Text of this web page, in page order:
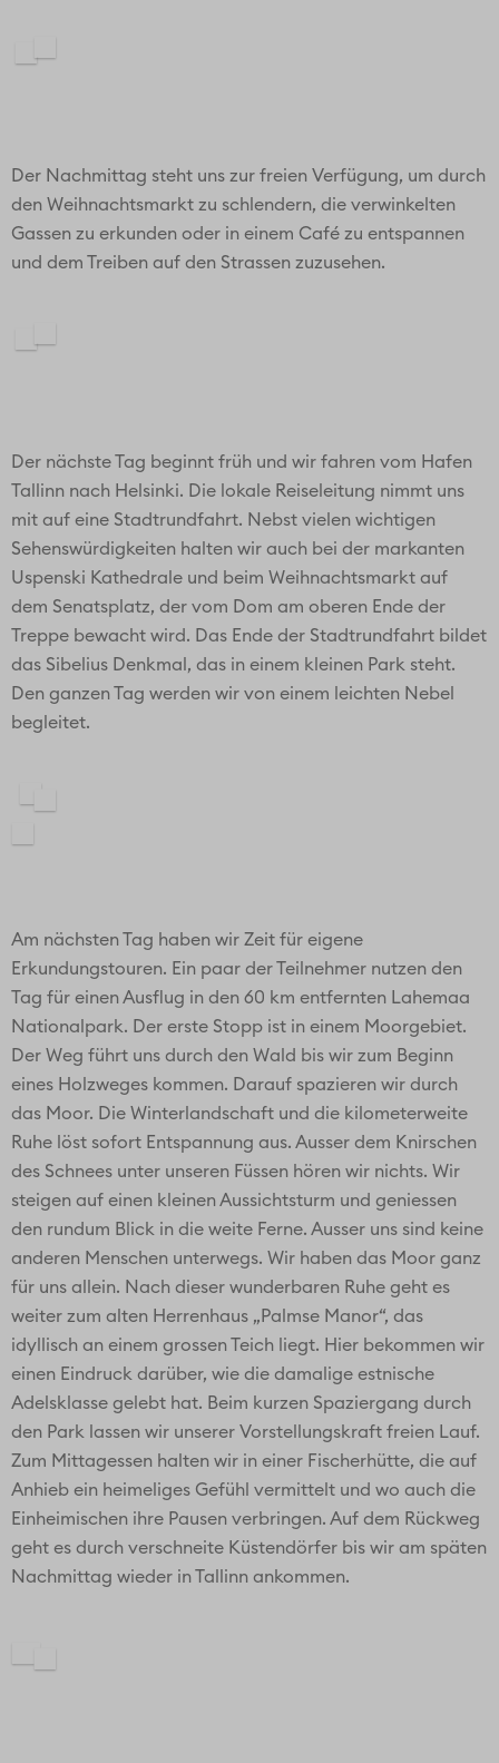
Der Nachmittag steht uns zur freien Verfügung, um durch
den Weihnachtsmarkt zu schlendern, die verwinkelten
Gassen zu erkunden oder in einem Café zu entspannen
und dem Treiben auf den Strassen zuzusehen.
Der nächste Tag beginnt früh und wir fahren vom Hafen
Tallinn nach Helsinki. Die lokale Reiseleitung nimmt uns
mit auf eine Stadtrundfahrt. Nebst vielen wichtigen
Sehenswürdigkeiten halten wir auch bei der markanten
Uspenski Kathedrale und beim Weihnachtsmarkt auf
dem Senatsplatz, der vom Dom am oberen Ende der
Treppe bewacht wird. Das Ende der Stadtrundfahrt bildet
das Sibelius Denkmal, das in einem kleinen Park steht.
Den ganzen Tag werden wir von einem leichten Nebel
begleitet.
Am nächsten Tag haben wir Zeit für eigene
Erkundungstouren. Ein paar der Teilnehmer nutzen den
Tag für einen Ausflug in den 60 km entfernten Lahemaa
Nationalpark. Der erste Stopp ist in einem Moorgebiet.
Der Weg führt uns durch den Wald bis wir zum Beginn
eines Holzweges kommen. Darauf spazieren wir durch
das Moor. Die Winterlandschaft und die kilometerweite
Ruhe löst sofort Entspannung aus. Ausser dem Knirschen
des Schnees unter unseren Füssen hören wir nichts. Wir
steigen auf einen kleinen Aussichtsturm und geniessen
den rundum Blick in die weite Ferne. Ausser uns sind keine
anderen Menschen unterwegs. Wir haben das Moor ganz
für uns allein. Nach dieser wunderbaren Ruhe geht es
weiter zum alten Herrenhaus „Palmse Manor“, das
idyllisch an einem grossen Teich liegt. Hier bekommen wir
einen Eindruck darüber, wie die damalige estnische
Adelsklasse gelebt hat. Beim kurzen Spaziergang durch
den Park lassen wir unserer Vorstellungskraft freien Lauf.
Zum Mittagessen halten wir in einer Fischerhütte, die auf
Anhieb ein heimeliges Gefühl vermittelt und wo auch die
Einheimischen ihre Pausen verbringen. Auf dem Rückweg
geht es durch verschneite Küstendörfer bis wir am späten
Nachmittag wieder in Tallinn ankommen.